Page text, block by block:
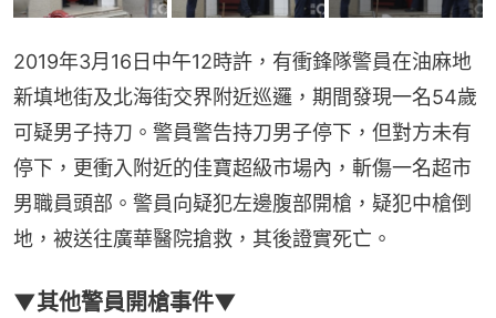
2019年3月16日中午12時許，有衝鋒隊警員在油麻地
新填地街及北海街交界附近巡邏，期間發現一名54歲
可疑男子持刀。警員警告持刀男子停下，但對方未有
停下，更衝入附近的佳寶超級市場內，斬傷一名超市
男職員頭部。警員向疑犯左邊腹部開槍，疑犯中槍倒
地，被送往廣華醫院搶救，其後證實死亡。
▼其他警員開槍事件▼